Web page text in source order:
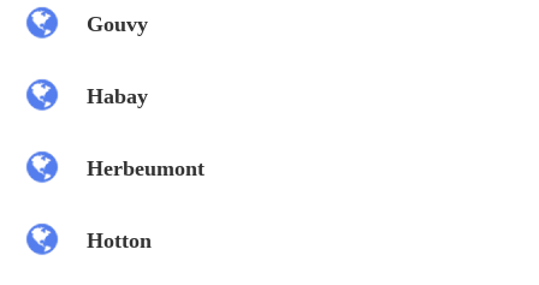
Gouvy
Habay
Herbeumont
Hotton